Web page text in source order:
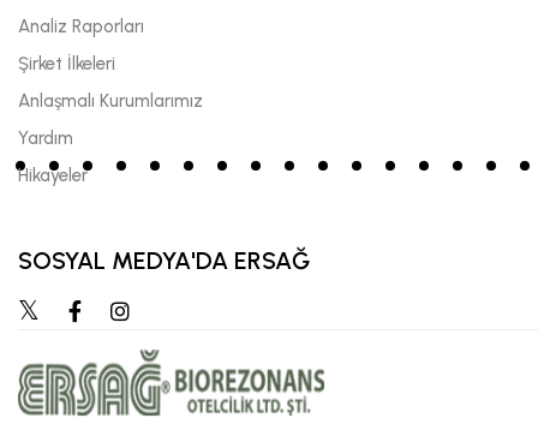
Analiz Raporları
Şirket İlkeleri
Anlaşmalı Kurumlarımız
Yardım
Hikayeler
SOSYAL MEDYA'DA ERSAĞ